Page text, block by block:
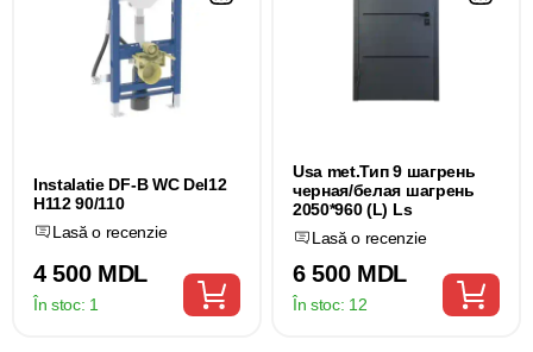
Instalatie DF-B WC Del12
H112 90/110
Lasă o recenzie
4 500 MDL
În stoc: 1
Usa met.Тип 9 шагрень
черная/белая шагрень
2050*960 (L) Ls
Lasă o recenzie
6 500 MDL
În stoc: 12